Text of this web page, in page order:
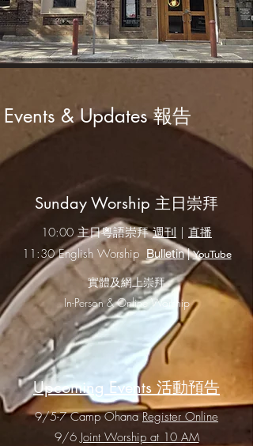
Events & Updates 報告
Sunday Worship 主日崇拜
10:00 主日粵語崇拜週刊
直播
11:30 English Worship Bulletin|YouTube
實體及網上崇拜
In-Person & Online Worship
Upcoming Events 活動預告
9/5-7 Camp OhanaRegister Online
9/6Joint Worship at 10 AM